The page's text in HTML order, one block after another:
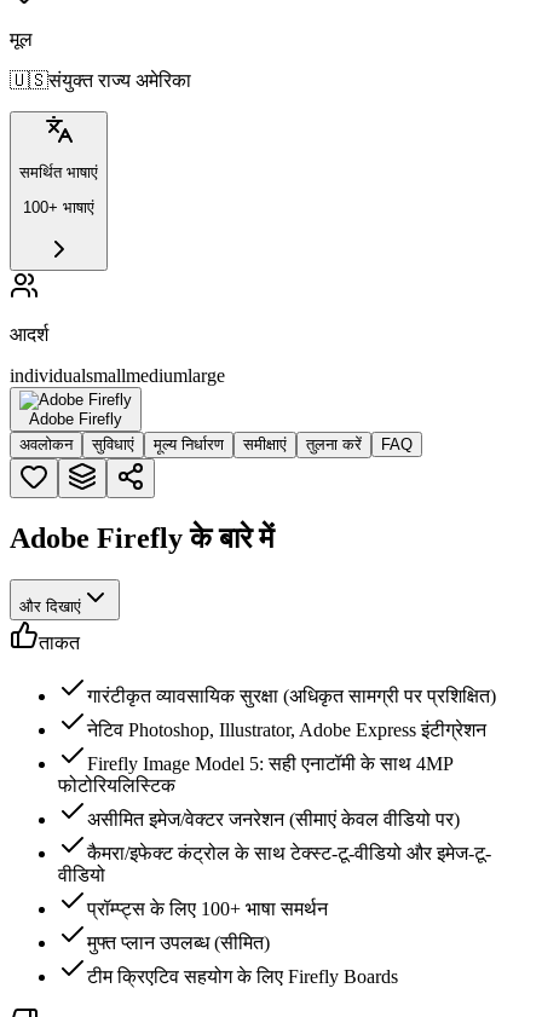
मूल
🇺🇸संयुक्त राज्य अमेरिका
समर्थित भाषाएं
100+ भाषाएं
आदर्श
individualsmallmediumlarge
Adobe Firefly
अवलोकन
सुविधाएं मूल्य निर्धारण समीक्षाएं तुलना करें FAQ
Adobe Firefly के बारे में
और दिखाएं
ताकत
गारंटीकृत व्यावसायिक सुरक्षा (अधिकृत सामग्री पर प्रशिक्षित)
नेटिव Photoshop, Illustrator, Adobe Express इंटीग्रेशन
Firefly Image Model 5: सही एनाटॉमी के साथ 4MP
फोटोरियलिस्टिक
असीमित इमेज/वेक्टर जनरेशन (सीमाएं केवल वीडियो पर)
कैमरा/इफेक्ट कंट्रोल के साथ टेक्स्ट-टू-वीडियो और इमेज-टू-
वीडियो
प्रॉम्प्ट्स के लिए 100+ भाषा समर्थन
मुफ्त प्लान उपलब्ध (सीमित)
टीम क्रिएटिव सहयोग के लिए Firefly Boards